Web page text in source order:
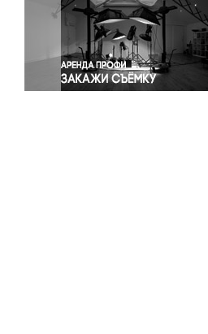
Спорт
Экология
Экономика и бизнес